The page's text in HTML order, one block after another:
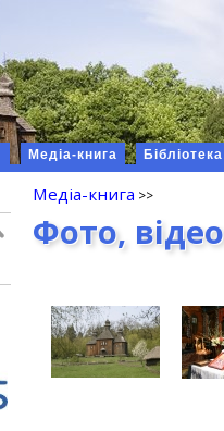
Медіа-книга Бібліотека
Медіа-книга
Фото,